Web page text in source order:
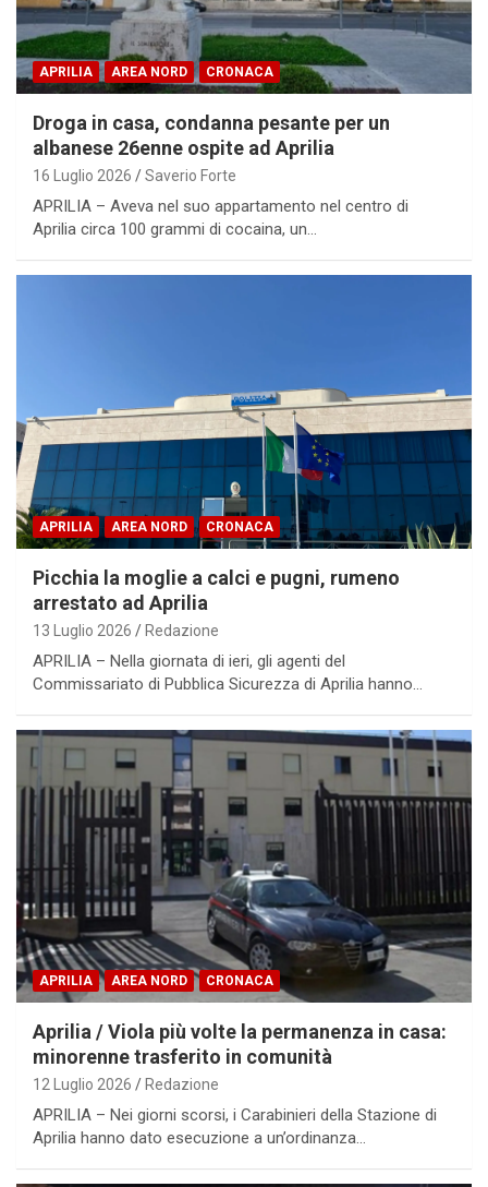
APRILIA AREA NORD CRONACA
Droga in casa, condanna pesante per un
albanese 26enne ospite ad Aprilia
16 Luglio 2026 Saverio Forte
APRILIA – Aveva nel suo appartamento nel centro di
Aprilia circa 100 grammi di cocaina, un…
APRILIA AREA NORD CRONACA
Picchia la moglie a calci e pugni, rumeno
arrestato ad Aprilia
13 Luglio 2026 Redazione
APRILIA – Nella giornata di ieri, gli agenti del
Commissariato di Pubblica Sicurezza di Aprilia hanno…
APRILIA AREA NORD CRONACA
Aprilia / Viola più volte la permanenza in casa:
minorenne trasferito in comunità
12 Luglio 2026 Redazione
APRILIA – Nei giorni scorsi, i Carabinieri della Stazione di
Aprilia hanno dato esecuzione a un’ordinanza…